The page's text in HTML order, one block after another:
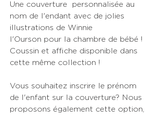
Une couverture personnalisée au
nom de l'endant avec de jolies
illustrations de Winnie
l'Ourson pour la chambre de bébé !
Coussin et affiche disponible dans
cette même collection !
Vous souhaitez inscrire le prénom
de l'enfant sur la couverture? Nous
proposons également cette option,